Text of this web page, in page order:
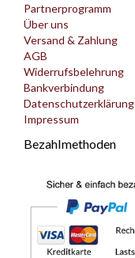
Partnerprogramm
Über uns
Versand & Zahlung
AGB
Widerrufsbelehrung
Bankverbindung
Datenschutzerklärung
Impressum
Bezahlmethoden